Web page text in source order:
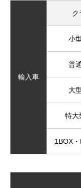
輸入車
ク
小
普
大
特大
1BOX